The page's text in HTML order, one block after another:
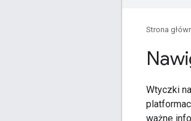
Strona
Wtyczki
ważne